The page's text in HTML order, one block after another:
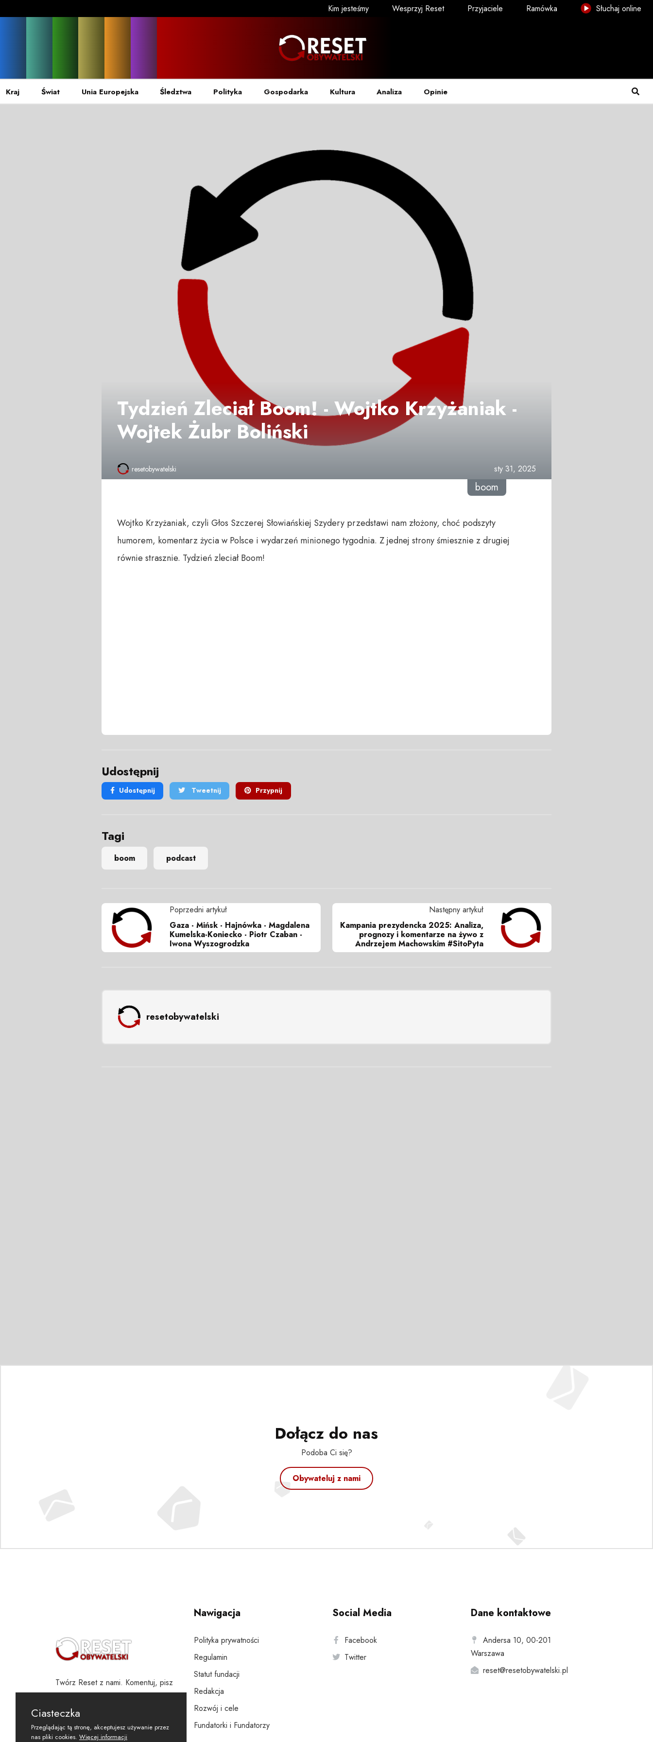
Kim jesteśmy Wesprzyj Reset Przyjaciele Ramówka Słuchaj online
Kraj Świat Unia Europejska Śledztwa Polityka Gospodarka Kultura Analiza Opinie
Tydzień Zleciał Boom! - Wojtko Krzyżaniak -
Wojtek Żubr Boliński
resetobywatelski sty 31, 2025
boom
Wojtko Krzyżaniak, czyli Głos Szczerej Słowiańskiej Szydery przedstawi nam złożony, choć podszyty
humorem, komentarz życia w Polsce i wydarzeń minionego tygodnia. Z jednej strony śmiesznie z drugiej
równie strasznie. Tydzień zleciał Boom!
Udostępnij
Udostępnij Tweetnij Przypnij
Tagi
boom podcast
Poprzedni artykuł
Gaza - Mińsk - Hajnówka - Magdalena
Kumelska-Koniecko - Piotr Czaban -
Iwona Wyszogrodzka
Następny artykuł
Kampania prezydencka 2025: Analiza,
prognozy i komentarze na żywo z
Andrzejem Machowskim #SitoPyta
resetobywatelski
Dołącz do nas
Podoba Ci się?
Obywateluj z nami
Twórz Reset z nami. Komentuj, pisz
i wspieraj
Nawigacja
Polityka prywatności
Regulamin
Statut fundacji
Redakcja
Rozwój i cele
Fundatorki i Fundatorzy
Social Media
Facebook
Twitter
Dane kontaktowe
Andersa 10, 00-201
Warszawa
reset@resetobywatelski.pl
Ciasteczka
Przeglądając tą stronę, akceptujesz używanie przez
nas pliki cookies. Więcej informacji